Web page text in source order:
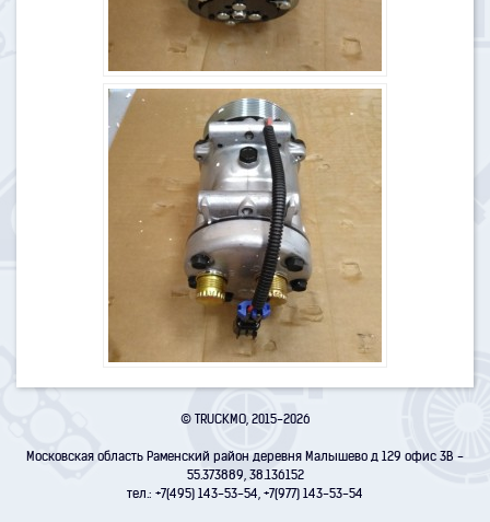
© TRUCKMO, 2015-2026
Московская область Раменский район деревня Малышево д 129 офис 3В -
55.373889, 38.136152
тел.: +7(495) 143-53-54, +7(977) 143-53-54